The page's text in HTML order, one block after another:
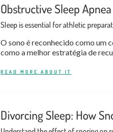
Obstructive Sleep
Sleep is essential for athletic
O sono é reconhecido como um
como a melhor estratégia de
READ MORE ABOUT IT
Divorcing Sleep: How